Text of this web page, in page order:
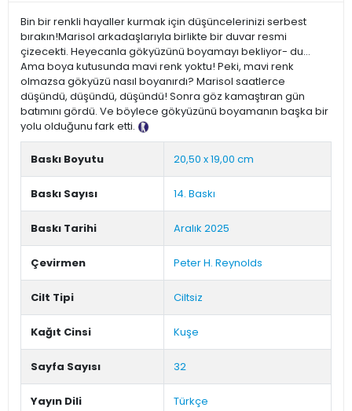
Bin bir renkli hayaller kurmak için düşüncelerinizi serbest
bırakın!Marisol arkadaşlarıyla birlikte bir duvar resmi
çizecekti. Heyecanla gökyüzünü boyamayı bekliyor- du...
Ama boya kutusunda mavi renk yoktu! Peki, mavi renk
olmazsa gökyüzü nasıl boyanırdı? Marisol saatlerce
düşündü, düşündü, düşündü! Sonra göz kamaştıran gün
batımını gördü. Ve böylece gökyüzünü boyamanın başka bir
yolu olduğunu fark etti.
Baskı Boyutu 20,50 x 19,00 cm
Baskı Sayısı 14. Baskı
Baskı Tarihi Aralık 2025
Çevirmen Peter H. Reynolds
Cilt Tipi Ciltsiz
Kağıt Cinsi Kuşe
Sayfa Sayısı 32
Yayın Dili Türkçe